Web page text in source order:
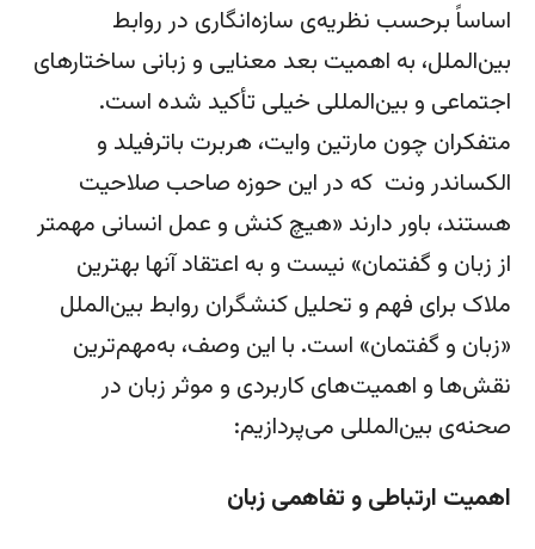
اساساً برحسب نظریه‌ی سازه‌­انگاری در روابط
بین‌الملل، به اهمیت بعد معنایی و زبانی ساختارهای
اجتماعی و بین‌المللی خیلی تأکید شده است.
متفکران چون مارتین وایت، هربرت باترفیلد و
الکساندر ونت که در این حوزه صاحب صلاحیت
هستند، باور دارند «هیچ کنش و عمل انسانی مهم­تر
از زبان و گفتمان» نیست و به اعتقاد آن­ها بهترین
ملاک برای فهم و تحلیل کنشگران روابط بین‌الملل
«زبان و گفتمان» است. با این وصف، به‌مهم‌ترین
نقش‌ها و اهمیت‌های کاربردی و موثر زبان در
صحنه‌ی بین‌المللی می‌پردازیم:
اهمیت ارتباطی و تفاهمی زبان